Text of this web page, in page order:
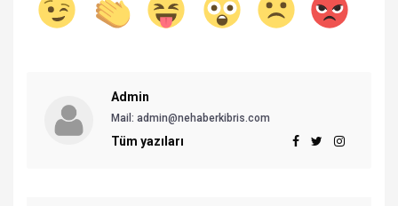
Admin
Mail: admin@nehaberkibris.com
Tüm yazıları